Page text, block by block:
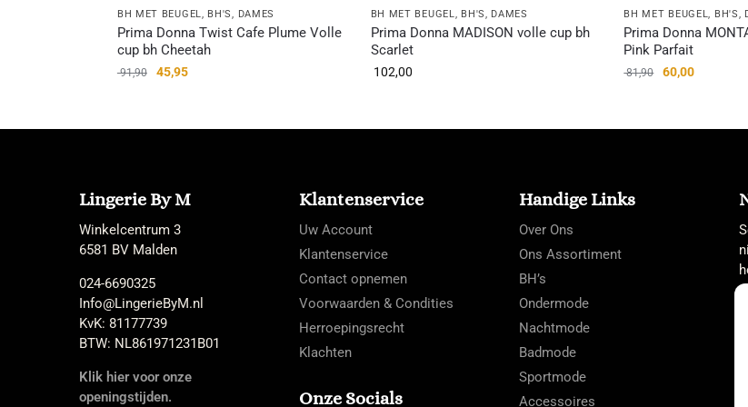
BH MET BEUGEL, BH'S, DAMES
Prima Donna Twist Cafe Plume Volle
cup bh Cheetah
91,90 45,95
BH MET BEUGEL, BH'S, DAMES
Prima Donna MADISON volle cup bh
Scarlet
102,00
BH MET BEUGEL, BH'S,
Prima Donna
Pink Parfait
81,90 60,00
Lingerie By M
Winkelcentrum 3
6581 BV Malden
024-6690325
Info@LingerieByM.nl
KvK: 81177739
BTW: NL861971231B01
Klik hier voor onze
openingstijden.
Klantenservice
Uw Account
Klantenservice
Contact opnemen
Voorwaarden & Condities
Herroepingsrecht
Klachten
Onze Socials
Handige Links
Over Ons
Ons Assortiment
BH’s
Ondermode
Nachtmode
Badmode
Sportmode
Accessoires